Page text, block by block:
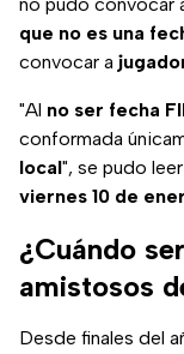
que no es una
convocar a
"Al no ser fecha
conformada
local", se pudo
viernes 10 de
¿Cuándo
amistosos
Desde finales del